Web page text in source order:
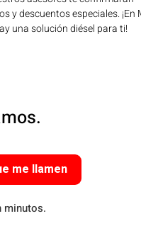
y descuentos especiales. ¡En
una solución diésel para ti!
me llamen
minutos.